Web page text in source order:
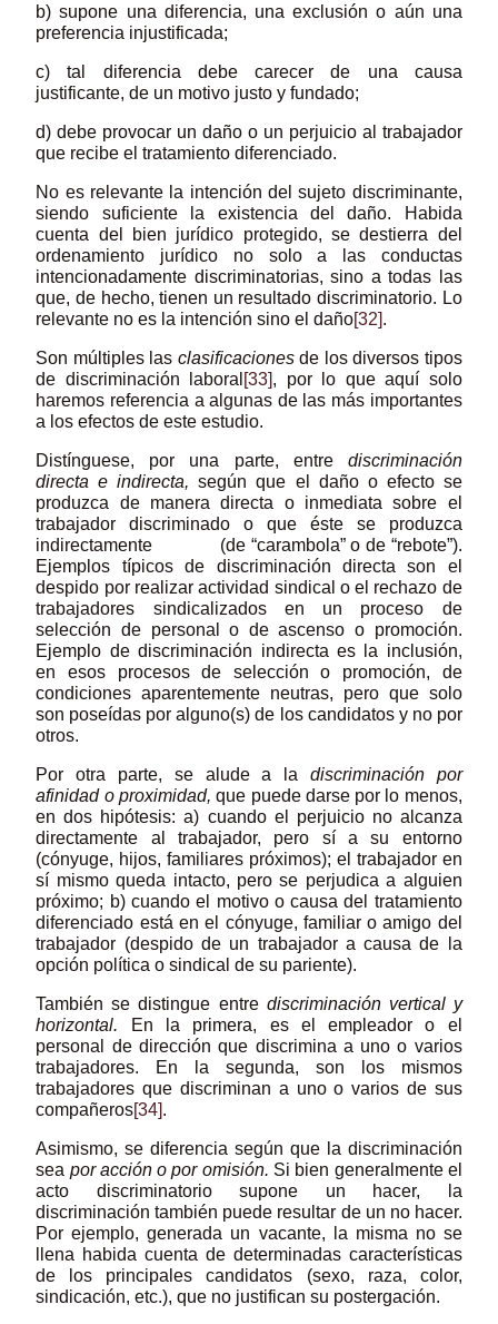
b) supone una diferencia, una exclusión o aún una
preferencia injustificada;
c) tal diferencia debe carecer de una causa
justificante, de un motivo justo y fundado;
d) debe provocar un daño o un perjuicio al trabajador
que recibe el tratamiento diferenciado.
No es relevante la intención del sujeto discriminante,
siendo suficiente la existencia del daño. Habida
cuenta del bien jurídico protegido, se destierra del
ordenamiento jurídico no solo a las conductas
intencionadamente discriminatorias, sino a todas las
que, de hecho, tienen un resultado discriminatorio. Lo
relevante no es la intención sino el daño[32].
Son múltiples las clasificacionesde los diversos tipos
de discriminación laboral [33], por lo que aquí solo
haremos referencia a algunas de las más importantes
a los efectos de este estudio.
Distínguese, por una parte, entre discriminación
directa e indirecta,según que el daño o efecto se
produzca de manera directa o inmediata sobre el
trabajador discriminado o que éste se produzca
indirectamente (de “carambola” o de “rebote”).
Ejemplos típicos de discriminación directa son el
despido por realizar actividad sindical o el rechazo de
trabajadores sindicalizados en un proceso de
selección de personal o de ascenso o promoción.
Ejemplo de discriminación indirecta es la inclusión,
en esos procesos de selección o promoción, de
condiciones aparentemente neutras, pero que solo
son poseídas por alguno(s) de los candidatos y no por
otros.
Por otra parte, se alude a la discriminación por
afinidad o proximidad,que puede darse por lo menos,
en dos hipótesis: a) cuando el perjuicio no alcanza
directamente al trabajador, pero sí a su entorno
(cónyuge, hijos, familiares próximos); el trabajador en
sí mismo queda intacto, pero se perjudica a alguien
próximo; b) cuando el motivo o causa del tratamiento
diferenciado está en el cónyuge, familiar o amigo del
trabajador (despido de un trabajador a causa de la
opción política o sindical de su pariente).
También se distingue entre discriminación vertical y
horizontal.
En la primera, es el empleador o el
personal de dirección que discrimina a uno o varios
trabajadores. En la segunda, son los mismos
trabajadores que discriminan a uno o varios de sus
compañeros[34].
Asimismo, se diferencia según que la discriminación
sea por acción o por omisión. Si bien generalmente el
acto discriminatorio supone un hacer, la
discriminación también puede resultar de un no hacer.
Por ejemplo, generada un vacante, la misma no se
llena habida cuenta de determinadas características
de los principales candidatos (sexo, raza, color,
sindicación, etc.), que no justifican su postergación.